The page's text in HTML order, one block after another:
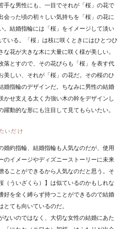
手な男性にも、一目でそれが「桜」の花で
会った頃の初々しい気持ちを「桜」の花に
。結婚指輪には「桜」をイメージして淡い
いる。「桜」は枝に咲くときにはひとつひ
花が大きな木に大量に咲く様が美しい。
落とすので、その花びらも「桜」を表す代
美しい、それが「桜」の花だ。その桜のひ
婚指輪のデザインだ。ちなみに男性の結婚
せ支える太く力強い木の幹をデザインし
動的な形にも注目して見てもらいたい。
いだけ
婚約指輪、結婚指輪も人気なのだが、使用
のイメージやディズニーストーリーに未来
ることができるから人気なのだと思う。そ
（ういざくら）】は似ているのかもしれな
好を全く縛らず持つことができるので結婚
ても向いているのだ。
ないのではなく、大切な女性の結婚にあた